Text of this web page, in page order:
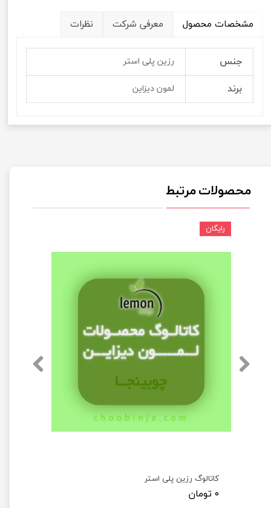
مشخصات محصول معرفی شرکت نظرات
جنس رزین پلی استر
برند لمون دیزاین
محصولات مرتبط
کاتالوگ رزین پلی استر
۰ تومان
رایگان